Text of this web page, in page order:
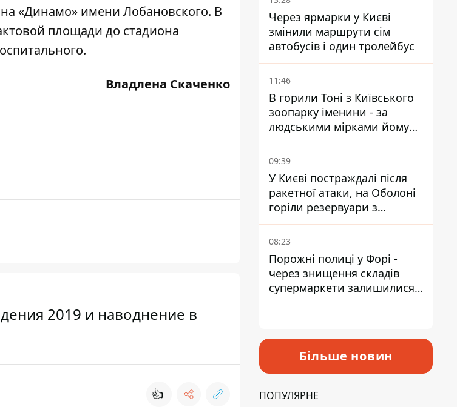
«Динамо» имени Лобановского. В
площади до стадиона
Владлена Скаченко
2019 и наводнение в
👍
Через ярмарки у Києві
змінили маршрути сім
автобусів і один тролейбус
11:46
В горили Тоні з Київського
зоопарку іменини - за
людськими мірками йому
вже понад 90 років
09:39
У Києві постраждалі після
ракетної атаки, на Оболоні
горіли резервуари з
паливом
08:23
Порожні полиці у Форі -
через знищення складів
супермаркети залишилися
Більше новин
ПОПУЛЯРНЕ